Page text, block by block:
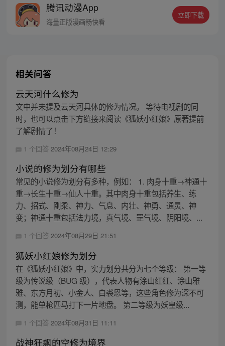
者卖报小郎君同名小说 QQ群号：
799493374
腾讯动漫App
海量正版漫画畅快看
立即下载
相关问答
云天河什么修为
文中并未提及云天河具体的修为情况。 等待电视剧的同
时，也可以点击下方链接来阅读《狐妖小红娘》原著提前
了解剧情了！
1 个回答 2024年08月24日 12:29
小说的修为划分有哪些
常见的小说修为划分有多种，例如： 1. 肉身十重→神通十
重→长生十重→仙人十重。其中肉身十重包括养生、练
力、招式、刚柔、神力、气息、内壮、神勇、通灵、神
变；神通十重包括法力境，真气境、罡气境、阴阳境、...
1 个回答 2024年08月29日 21:51
狐妖小红娘修为划分
在《狐妖小红娘》中，实力划分共分为七个等级： 第一等
级为传说级（BUG 级），代表人物有涂山红红、涂山雅
雅、东方月初、小金人、白裘恩等，这些角色修为深不可
测，能单枪匹马打下一片地盘。 第二等级为妖皇级...
1 个回答 2024年08月31日 11:11
战神狂飙的空修为境界